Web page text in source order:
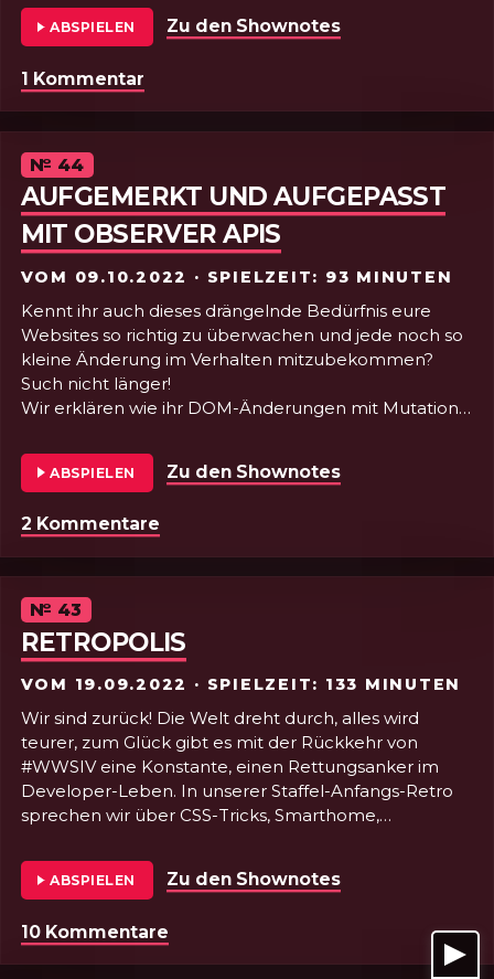
einfachen Trick Google-Font DSGVO Abmahnungen
zu vermeiden + Serien und Filmempfehlungen. BÄM!
ABSPIELEN Zu den Shownotes
1 Kommentar
Episode
№ 44
AUFGEMERKT UND AUFGEPASST
MIT OBSERVER APIS
VOM 09.10.2022 · SPIELZEIT: 93 MINUTEN
Kennt ihr auch dieses drängelnde Bedürfnis eure
Websites so richtig zu überwachen und jede noch so
kleine Änderung im Verhalten mitzubekommen?
Such nicht länger!
Wir erklären wie ihr DOM-Änderungen mit Mutation-
Resize-Observern und die Sichtbarkeit von
Elementen mit Intersection-Observern überwachen
Da bleibt kein Web-Stasi-Auge trocken!
Dazu zeigen wir noch, warum das Input-Event das
überlegene aller Form-Events ist und beantworten
die Frage, welche Devtools-Features in welchem
Browser zu finden sind.
Observer APIs! Damit werden Sie geholfen!
ABSPIELEN Zu den Shownotes
2 Kommentare
Episode
№ 43
RETROPOLIS
VOM 19.09.2022 · SPIELZEIT: 133 MINUTEN
Wir sind zurück! Die Welt dreht durch, alles wird
teurer, zum Glück gibt es mit der Rückkehr von
#WWSIV eine Konstante, einen Rettungsanker im
Developer-Leben. In unserer Staffel-Anfangs-Retro
sprechen wir über CSS-Tricks, Smarthome,
Bildgenerierung mit DALL-E, Midjourney oder auf
dem eigenen Rechner mit Stable Diffusion und
durcheinander wirbeln wird. Ein bunter Strauß an
Themen, viel auch Abseits des Developer-Lebens,
ABSPIELEN Zu den Shownotes
10 Kommentare